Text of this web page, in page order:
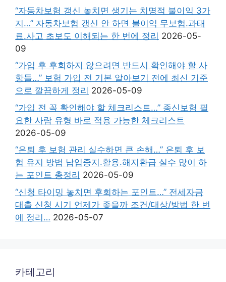
“자동차보험 갱신 놓치면 생기는 치명적 불이익 3가
지…” 자동차보험 갱신 안 하면 불이익 무보험.과태
료.사고 초보도 이해되는 한 번에 정리 2026-05-
09
“가입 후 후회하지 않으려면 반드시 확인해야 할 사
항들…” 보험 가입 전 기본 알아보기 전에 최신 기준
으로 깔끔하게 정리 2026-05-09
“가입 전 꼭 확인해야 할 체크리스트…” 종신보험 필
요한 사람 유형 바로 적용 가능한 체크리스트
2026-05-09
“은퇴 후 보험 관리 실수하면 큰 손해…” 은퇴 후 보
험 유지 방법 납입중지.활용.해지환급 실수 많이 하
는 포인트 총정리 2026-05-09
“신청 타이밍 놓치면 후회하는 포인트…” 전세자금
대출 신청 시기 언제가 좋을까 조건/대상/방법 한 번
에 정리… 2026-05-07
카테고리